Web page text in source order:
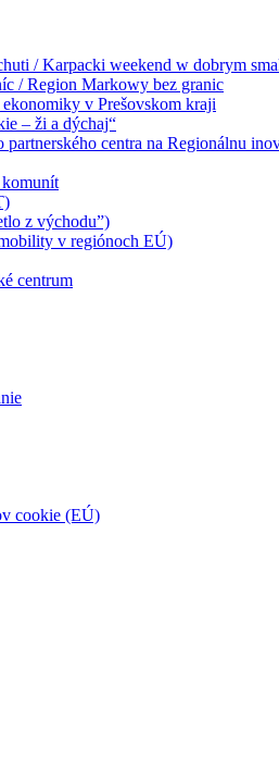
/ Karpacki weekend w dobrym
/ Region Markowy bez granic
v Prešovskom kraji
– ži a dýchaj“
partnerského centra na Regionálnu
z východu”)
v regiónoch EÚ)
centrum
cookie (EÚ)